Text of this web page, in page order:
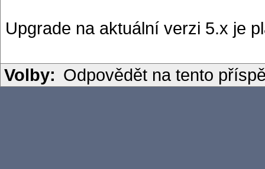
Upgrade na aktuální verzi 5.x je
Volby: Odpovědět na tento